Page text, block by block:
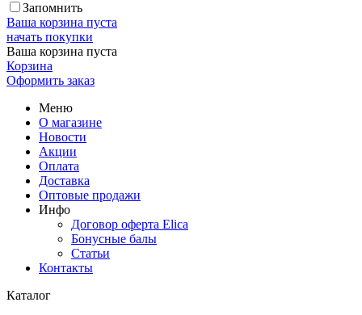
Запомнить
Ваша корзина пуста
начать покупки
Ваша корзина пуста
Корзина
Оформить заказ
Меню
О магазине
Новости
Акции
Оплата
Доставка
Оптовые продажи
Инфо
Договор оферта Elica
Бонусные балы
Статьи
Контакты
Каталог